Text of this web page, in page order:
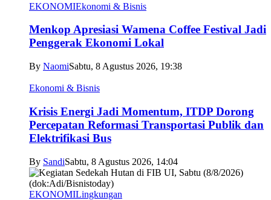
EKONOMIEkonomi & Bisnis
Menkop Apresiasi Wamena Coffee Festival Jadi
Penggerak Ekonomi Lokal
By NaomiSabtu, 8 Agustus 2026, 19:38
Ekonomi & Bisnis
Krisis Energi Jadi Momentum, ITDP Dorong
Percepatan Reformasi Transportasi Publik dan
Elektrifikasi Bus
By SandiSabtu, 8 Agustus 2026, 14:04
EKONOMILingkungan